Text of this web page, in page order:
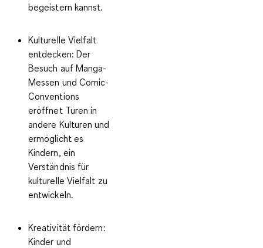
begeistern kannst.
Kulturelle Vielfalt
entdecken: Der
Besuch auf Manga-
Messen und Comic-
Conventions
eröffnet Türen in
andere Kulturen und
ermöglicht es
Kindern, ein
Verständnis für
kulturelle Vielfalt zu
entwickeln.
Kreativität fördern:
Kinder und